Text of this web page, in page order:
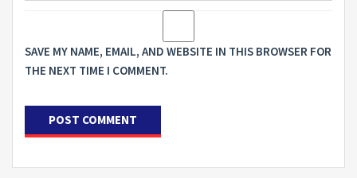
SAVE MY NAME, EMAIL, AND WEBSITE IN THIS BROWSER FOR
THE NEXT TIME I COMMENT.